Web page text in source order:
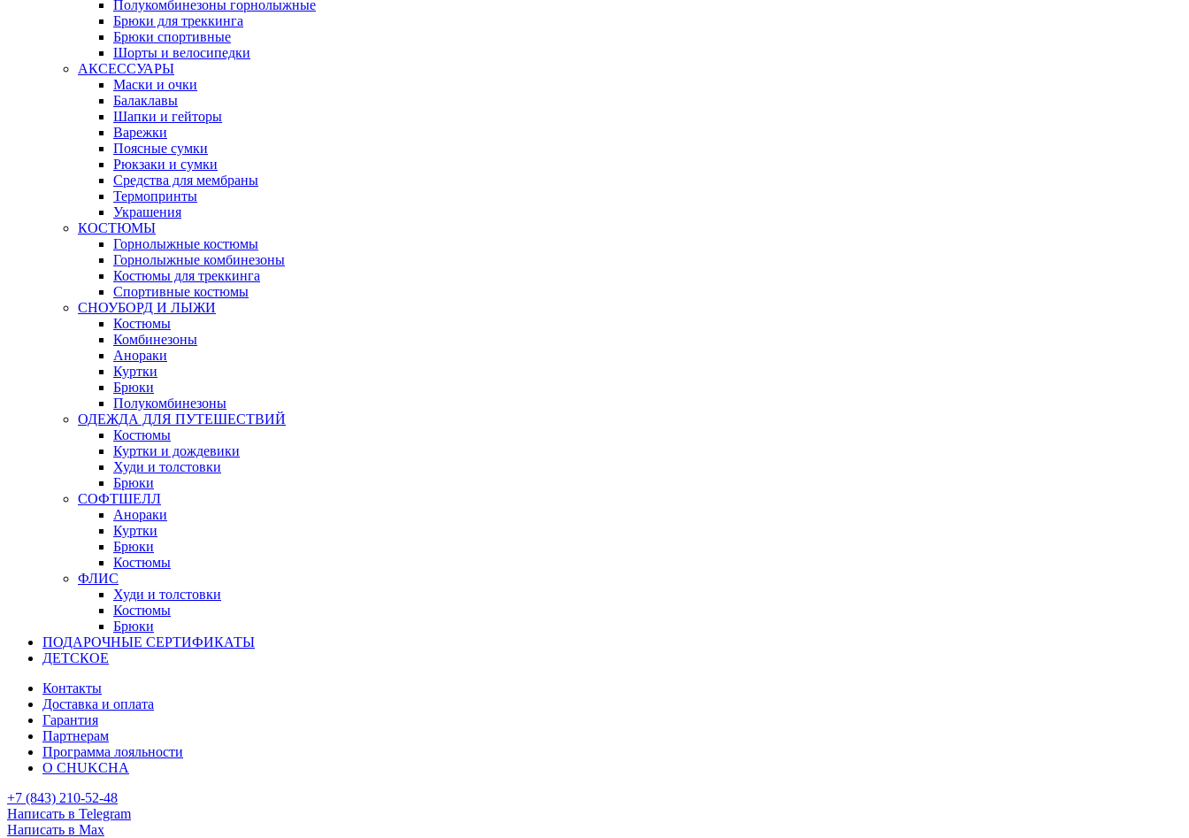
Полукомбинезоны горнолыжные
Брюки для треккинга
Брюки спортивные
Шорты и велосипедки
АКСЕССУАРЫ
Маски и очки
Балаклавы
Шапки и гейторы
Варежки
Поясные сумки
Рюкзаки и сумки
Средства для мембраны
Термопринты
Украшения
КОСТЮМЫ
Горнолыжные костюмы
Горнолыжные комбинезоны
Костюмы для треккинга
Спортивные костюмы
СНОУБОРД И ЛЫЖИ
Костюмы
Комбинезоны
Анораки
Куртки
Брюки
Полукомбинезоны
ОДЕЖДА ДЛЯ ПУТЕШЕСТВИЙ
Костюмы
Куртки и дождевики
Худи и толстовки
Брюки
СОФТШЕЛЛ
Анораки
Куртки
Брюки
Костюмы
ФЛИС
Худи и толстовки
Костюмы
Брюки
ПОДАРОЧНЫЕ СЕРТИФИКАТЫ
ДЕТСКОЕ
Контакты
Доставка и оплата
Гарантия
Партнерам
Программа лояльности
О CHUKCHA
+7 (843) 210-52-48
Написать в Telegram
Написать в Max